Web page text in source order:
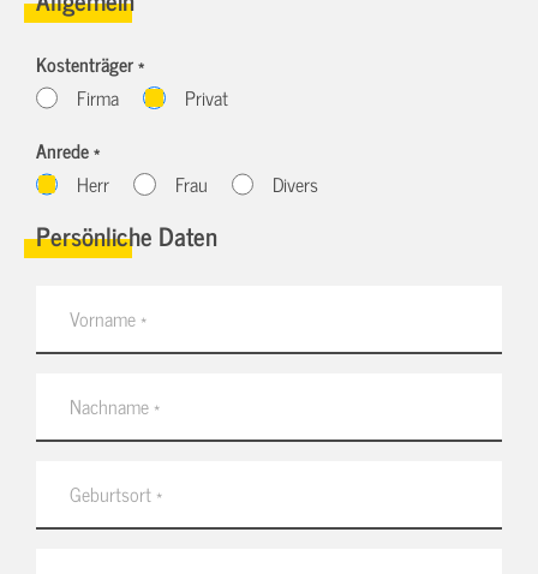
Kostenträger *
Firma
Privat
Anrede *
Herr
Frau Divers
Persönliche Daten